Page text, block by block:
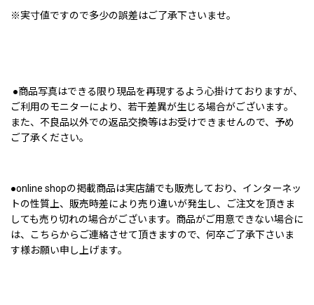
※実寸値ですので多少の誤差はご了承下さいませ。
●商品写真はできる限り現品を再現するよう心掛けておりますが、
ご利用のモニターにより、若干差異が生じる場合がございます。
また、不良品以外での返品交換等はお受けできませんので、予め
ご了承ください。
●online shopの掲載商品は実店舗でも販売しており、インターネッ
トの性質上、販売時差により売り違いが発生し、ご注文を頂きま
しても売り切れの場合がございます。商品がご用意できない場合に
は、こちらからご連絡させて頂きますので、何卒ご了承下さいま
す様お願い申し上げます。